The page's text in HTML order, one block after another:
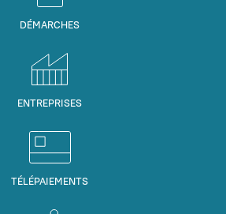
DÉMARCHES
ENTREPRISES
TÉLÉPAIEMENTS